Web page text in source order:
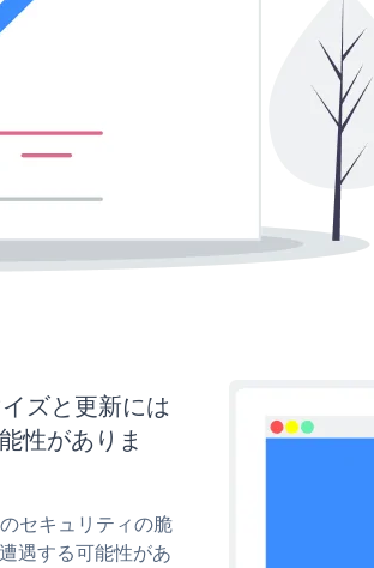
ズと更新には
性がありま
セキュリティの脆
遇する可能性があ